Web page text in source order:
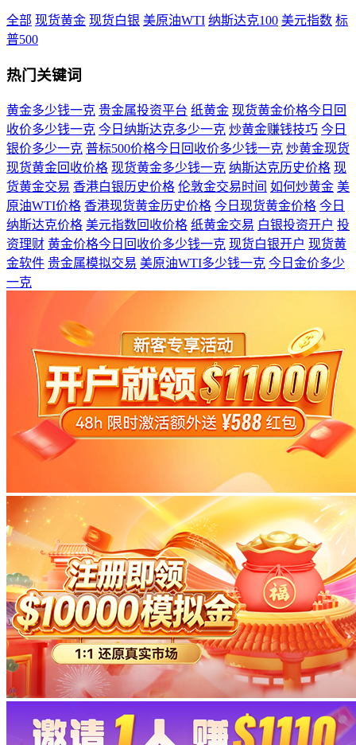
全部 现货黄金 现货白银 美原油WTI 纳斯达克100 美元指数 标
普500
热门关键词
黄金多少钱一克 贵金属投资平台 纸黄金 现货黄金价格今日回
收价多少钱一克 今日纳斯达克多少一克 炒黄金赚钱技巧 今日
银价多少一克 普标500价格今日回收价多少钱一克 炒黄金现货
现货黄金回收价格 现货黄金多少钱一克 纳斯达克历史价格 现
货黄金交易 香港白银历史价格 伦敦金交易时间 如何炒黄金 美
原油WTI价格 香港现货黄金历史价格 今日现货黄金价格 今日
纳斯达克价格 美元指数回收价格 纸黄金交易 白银投资开户 投
资理财 黄金价格今日回收价多少钱一克 现货白银开户 现货黄
金软件 贵金属模拟交易 美原油WTI多少钱一克 今日金价多少
一克